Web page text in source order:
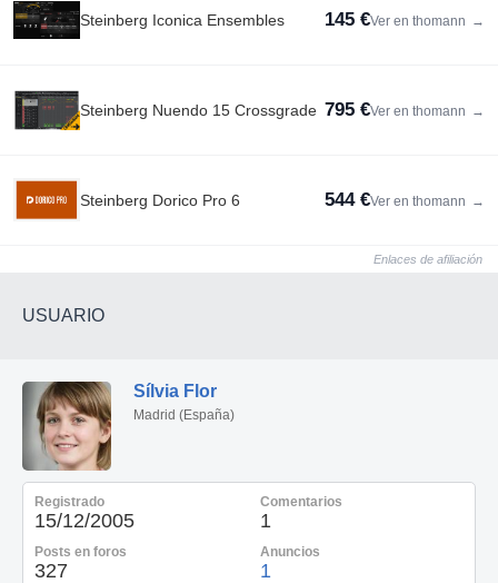
Steinberg Iconica Ensembles 145 €Ver en thomann →
Steinberg Nuendo 15 Crossgrade 795 €Ver en thomann →
Steinberg Dorico Pro 6 544 €Ver en thomann →
Enlaces de afiliación
USUARIO
Sílvia Flor
Madrid (España)
Registrado
15/12/2005
Comentarios
1
Posts en foros
327
Anuncios
1